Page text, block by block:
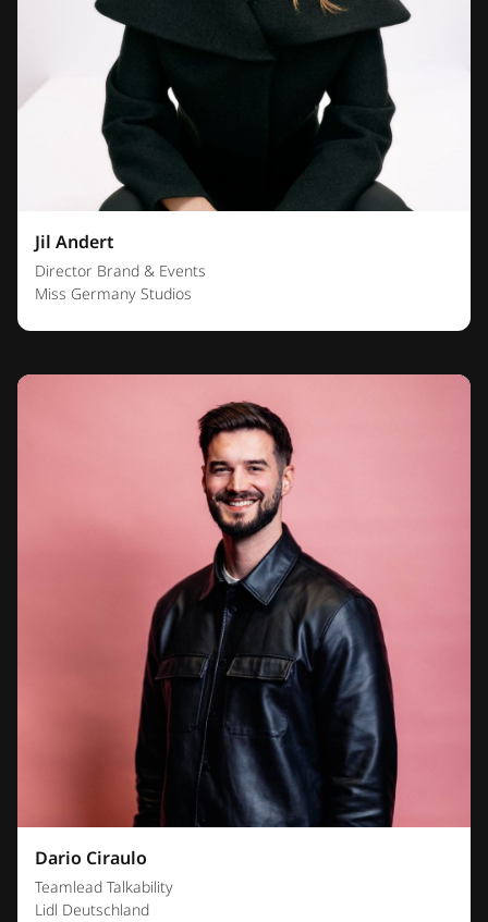
Jil Andert
Director Brand & Events
Miss Germany Studios
Dario Ciraulo
Teamlead Talkability
Lidl Deutschland